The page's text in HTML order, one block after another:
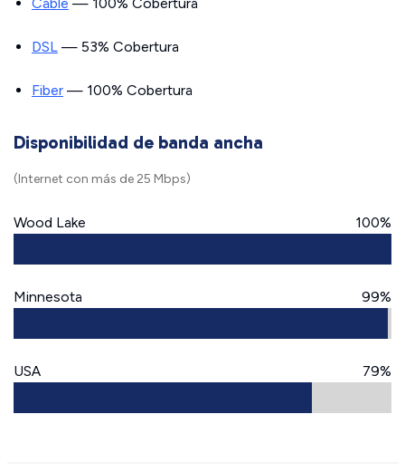
DSL — 53% Cobertura
Fiber — 100% Cobertura
Disponibilidad de banda ancha
(Internet con más de 25 Mbps)
Wood Lake 100%
Minnesota 99%
USA 79%